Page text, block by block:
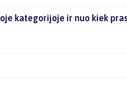
kategorijoje ir nuo kiek